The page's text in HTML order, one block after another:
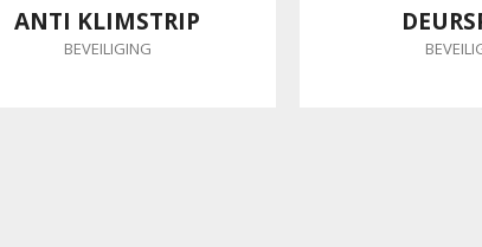
ANTI KLIMSTRIP
BEVEILIGING